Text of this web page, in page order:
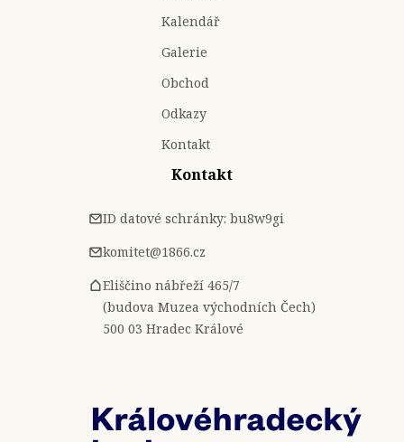
Kalendář
Galerie
Obchod
Odkazy
Kontakt
Kontakt
ID datové schránky: bu8w9gi
komitet@1866.cz
Eliščino nábřeží 465/7
(budova Muzea východních Čech)
500 03 Hradec Králové